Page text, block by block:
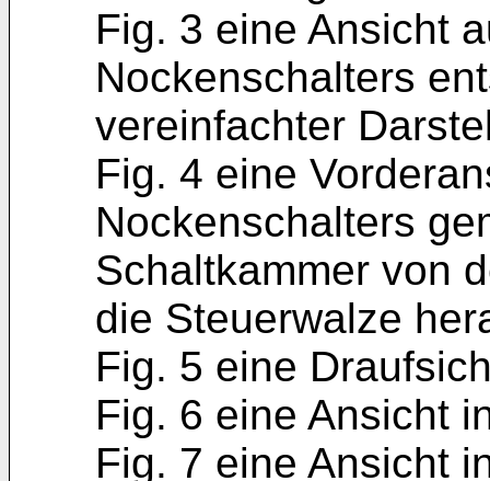
Fig. 3 eine Ansicht
Nockenschalters
vereinfachter
Fig. 4 eine
Nockenschalters
Schaltkammer von
die Steuerwalze
Fig. 5 eine
Fig. 6 eine Ansicht
Fig. 7 eine Ansicht